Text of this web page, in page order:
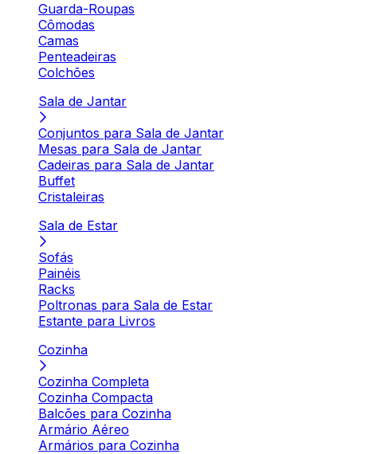
Guarda-Roupas
Cômodas
Camas
Penteadeiras
Colchões
Sala de Jantar
Conjuntos para Sala de Jantar
Mesas para Sala de Jantar
Cadeiras para Sala de Jantar
Buffet
Cristaleiras
Sala de Estar
Sofás
Painéis
Racks
Poltronas para Sala de Estar
Estante para Livros
Cozinha
Cozinha Completa
Cozinha Compacta
Balcões para Cozinha
Armário Aéreo
Armários para Cozinha